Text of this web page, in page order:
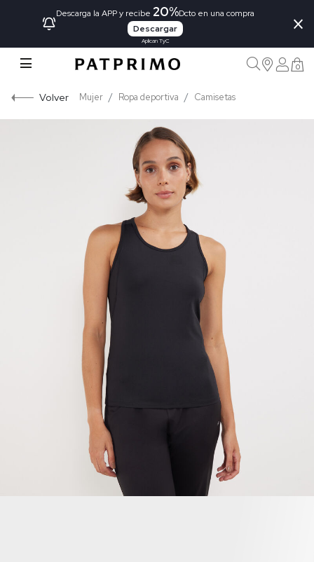
Descarga la APP y recibe 20%Dcto en una compra
Descargar
Aplican TyC
×
0
Volver Mujer Ropa deportiva Camisetas